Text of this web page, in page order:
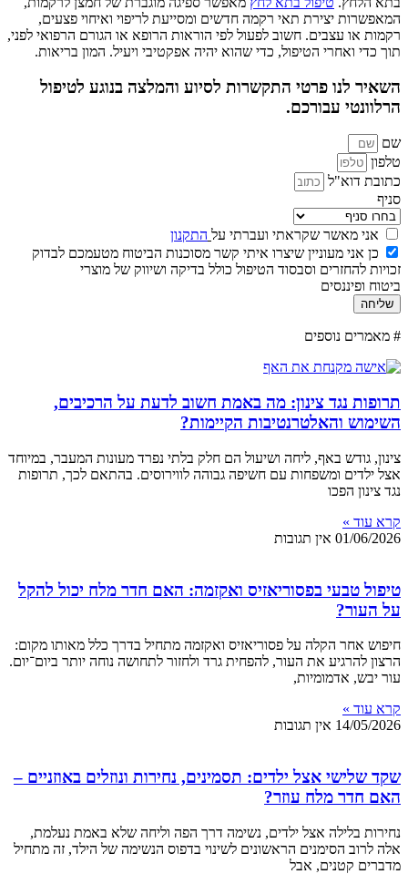
המאפשרות יצירת תאי רקמה חדשים ומסייעת לריפוי ואיחוי פצעים,
רקמות או עצבים. חשוב לפעול לפי הוראות הרופא או הגורם הרפואי לפני,
תוך כדי ואחרי הטיפול, כדי שהוא יהיה אפקטיבי ויעיל. המון בריאות.
השאיר לנו פרטי התקשרות לסיוע והמלצה בנוגע לטיפול
הרלוונטי עבורכם.
שם
טלפון
כתובת דוא"ל
סניף
אני מאשר שקראתי ועברתי על התקנון
כן אני מעוניין שיצרו איתי קשר מסוכנות הביטוח מטעמכם לבדוק
זכויות להחזרים וסבסוד הטיפול כולל בדיקה ושיווק של מוצרי
ביטוח ופיננסים
שליחה
# מאמרים נוספים
תרופות נגד צינון: מה באמת חשוב לדעת על הרכיבים,
השימוש והאלטרנטיבות הקיימות?
צינון, גודש באף, ליחה ושיעול הם חלק בלתי נפרד מעונות המעבר, במיוחד
אצל ילדים ומשפחות עם חשיפה גבוהה לווירוסים. בהתאם לכך, תרופות
נגד צינון הפכו
קרא עוד »
01/06/2026 אין תגובות
טיפול טבעי בפסוריאזיס ואקזמה: האם חדר מלח יכול להקל
על העור?
חיפוש אחר הקלה על פסוריאזיס ואקזמה מתחיל בדרך כלל מאותו מקום:
הרצון להרגיע את העור, להפחית גרד ולחזור לתחושה נוחה יותר ביום־יום.
עור יבש, אדמומיות,
קרא עוד »
14/05/2026 אין תגובות
שקד שלישי אצל ילדים: תסמינים, נחירות ונוזלים באוזניים –
האם חדר מלח עוזר?
נחירות בלילה אצל ילדים, נשימה דרך הפה וליחה שלא באמת נעלמת,
אלה לרוב הסימנים הראשונים לשינוי בדפוס הנשימה של הילד, זה מתחיל
מדברים קטנים, אבל